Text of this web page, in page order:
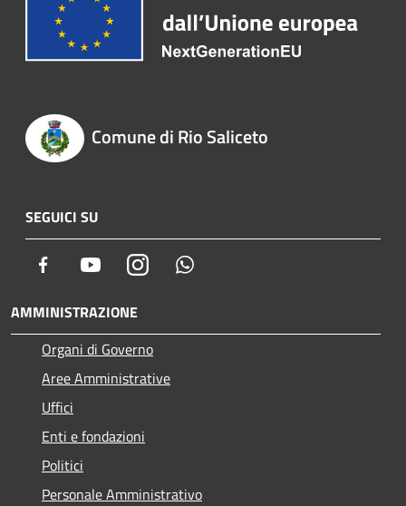
Comune di Rio Saliceto
SEGUICI SU
Facebook YoutubeInstagram
AMMINISTRAZIONE
Organi di Governo
Aree Amministrative
Uffici
Enti e fondazioni
Politici
Personale Amministrativo